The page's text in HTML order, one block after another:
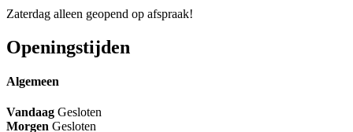
Zaterdag alleen geopend op afspraak!
Openingstijden
Algemeen
Vandaag Gesloten
Morgen Gesloten